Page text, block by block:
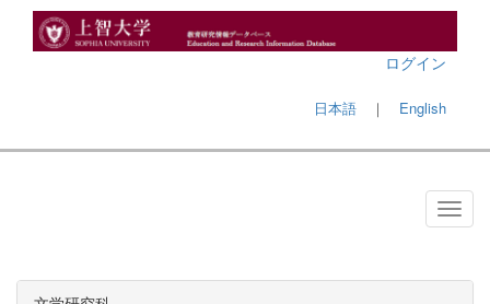
ログイン
日本語 ｜ English